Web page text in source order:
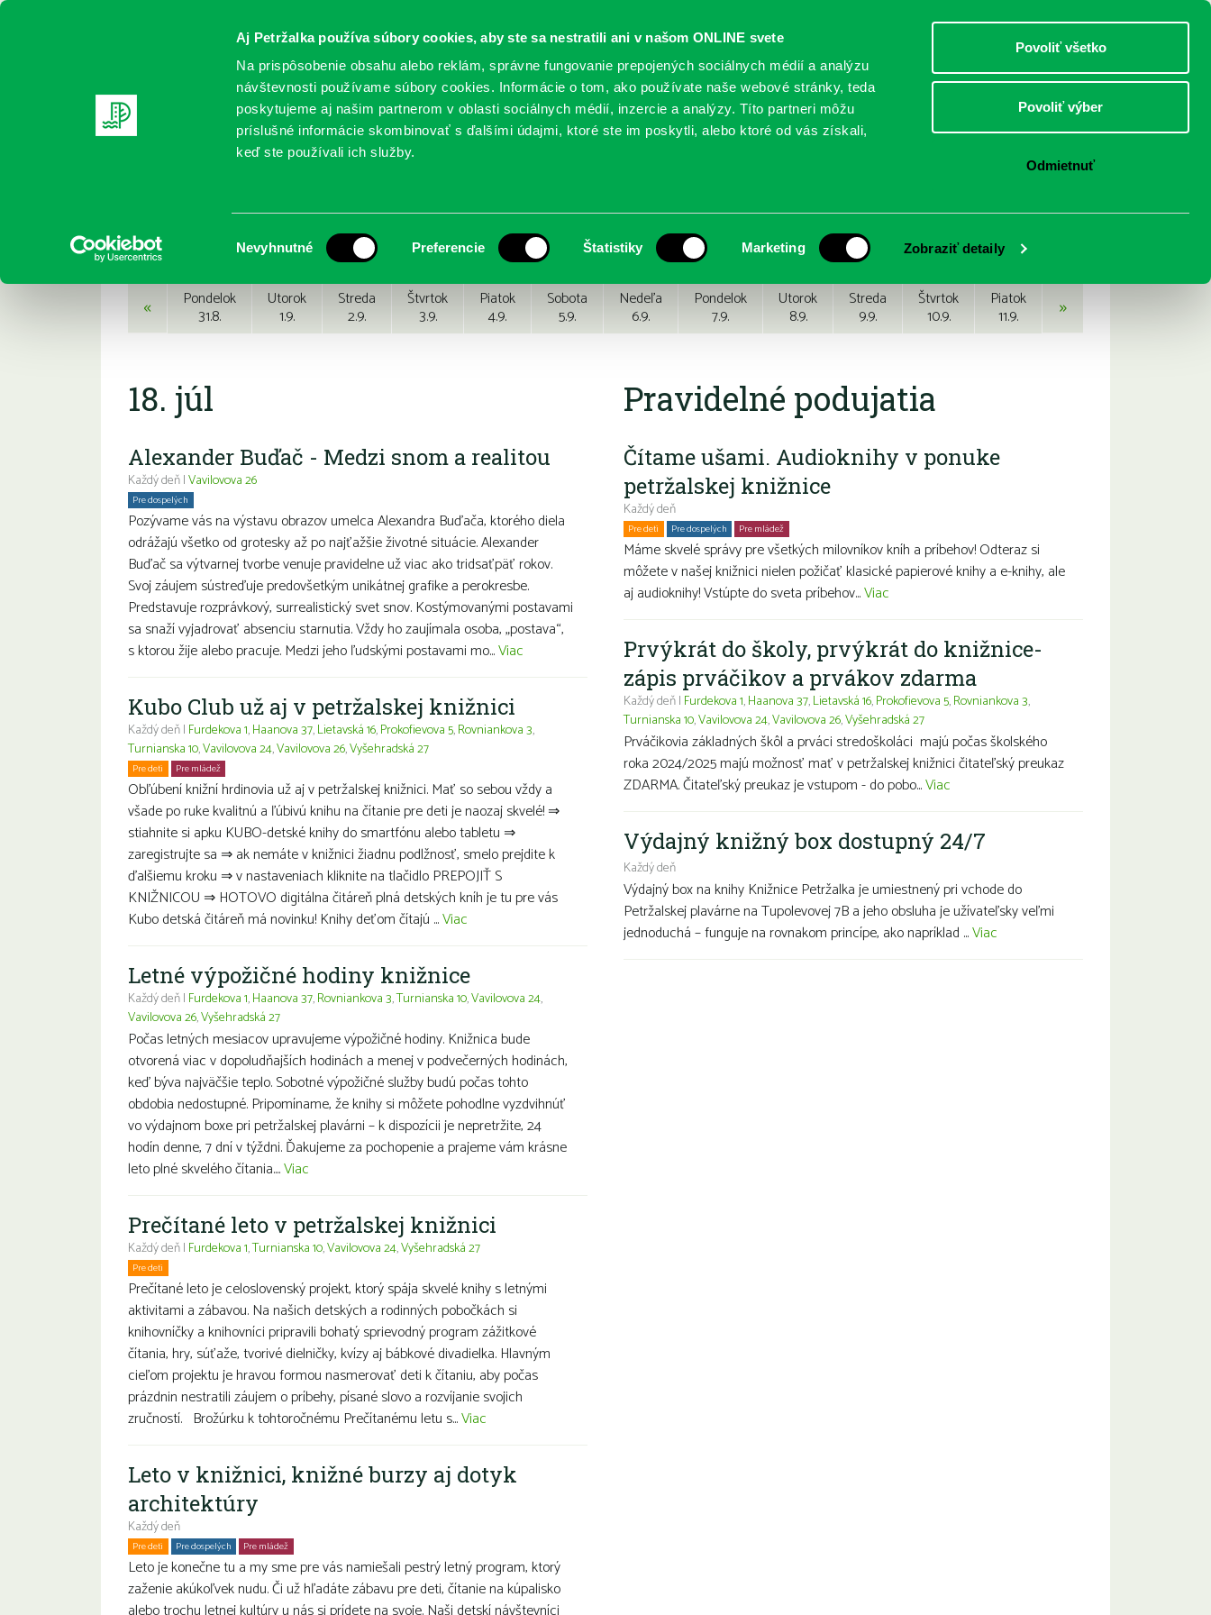
Aj Petržalka používa súbory cookies, aby ste sa nestratili ani v našom ONLINE svete
Na prispôsobenie obsahu alebo reklám, správne fungovanie prepojených sociálnych médií a analýzu
návštevnosti používame súbory cookies. Informácie o tom, ako používate naše webové stránky, teda
poskytujeme aj našim partnerom v oblasti sociálnych médií, inzercie a analýzy. Títo partneri môžu
príslušné informácie skombinovať s ďalšími údajmi, ktoré ste im poskytli, alebo ktoré od vás získali,
keď ste používali ich služby.
súhlasu
Nevyhnutné Preferencie Štatistiky Marketing Zobraziť detaily
Povoliť všetko
Povoliť výber
Odmietnuť
DOSPELÍ
REGISTRUJTE SA ONLINE KATALÓGY SLUŽBY PODUJATIA POBOČKY O KNIŽNICI
Podujatia
« Pondelok
31.8.
Utorok
1.9.
Streda
2.9.
Štvrtok
3.9.
Piatok
4.9.
Sobota
5.9.
Nedeľa
6.9.
Pondelok
7.9.
Utorok
8.9.
Streda
9.9.
Štvrtok
10.9.
Piatok
11.9. »
18. júl
Alexander Buďač - Medzi snom a realitou
Každý deň |Vavilovova 26
Pre dospelých
Pozývame vás na výstavu obrazov umelca Alexandra Buďača, ktorého diela
odrážajú všetko od grotesky až po najťažšie životné situácie. Alexander
Buďač sa výtvarnej tvorbe venuje pravidelne už viac ako tridsaťpäť rokov.
Svoj záujem sústreďuje predovšetkým unikátnej grafike a perokresbe.
Predstavuje rozprávkový, surrealistický svet snov. Kostýmovanými postavami
sa snaží vyjadrovať absenciu starnutia. Vždy ho zaujímala osoba, „postava“,
s ktorou žije alebo pracuje. Medzi jeho ľudskými postavami mo...Viac
Kubo Club už aj v petržalskej knižnici
Každý deň | Furdekova 1,Haanova 37,Lietavská 16,Prokofievova 5,Rovniankova 3,
Turnianska 10,Vavilovova 24,Vavilovova 26,Vyšehradská 27
Pre deti Pre mládež
Obľúbení knižní hrdinovia už aj v petržalskej knižnici. Mať so sebou vždy a
všade po ruke kvalitnú a ľúbivú knihu na čítanie pre deti je naozaj skvelé! ⇒
stiahnite si apku KUBO-detské knihy do smartfónu alebo tabletu ⇒
zaregistrujte sa ⇒ ak nemáte v knižnici žiadnu podlžnosť, smelo prejdite k
ďalšiemu kroku ⇒ v nastaveniach kliknite na tlačidlo PREPOJIŤ S
KNIŽNICOU ⇒ HOTOVO digitálna čitáreň plná detských kníh je tu pre vás
Kubo detská čitáreň má novinku! Knihy deťom čítajú ...Viac
Letné výpožičné hodiny knižnice
Každý deň | Furdekova 1,Haanova 37,Rovniankova 3,Turnianska 10,Vavilovova 24,
Vavilovova 26,Vyšehradská 27
Počas letných mesiacov upravujeme výpožičné hodiny. Knižnica bude
otvorená viac v dopoludňajších hodinách a menej v podvečerných hodinách,
keď býva najväčšie teplo. Sobotné výpožičné služby budú počas tohto
obdobia nedostupné. Pripomíname, že knihy si môžete pohodlne vyzdvihnúť
vo výdajnom boxe pri petržalskej plavárni – k dispozícii je nepretržite, 24
hodín denne, 7 dní v týždni. Ďakujeme za pochopenie a prajeme vám krásne
leto plné skvelého čítania....Viac
Prečítané leto v petržalskej knižnici
Každý deň | Furdekova 1,Turnianska 10,Vavilovova 24,Vyšehradská 27
Pre deti
Prečítané leto je celoslovenský projekt, ktorý spája skvelé knihy s letnými
aktivitami a zábavou. Na našich detských a rodinných pobočkách si
knihovníčky a knihovníci pripravili bohatý sprievodný program zážitkové
čítania, hry, súťaže, tvorivé dielničky, kvízy aj bábkové divadielka. Hlavným
cieľom projektu je hravou formou nasmerovať deti k čítaniu, aby počas
prázdnin nestratili záujem o príbehy, písané slovo a rozvíjanie svojich
zručností. Brožúrku k tohtoročnému Prečítanému letu s...Viac
Leto v knižnici, knižné burzy aj dotyk
architektúry
Každý deň
Pre deti Pre dospelých Pre mládež
Leto je konečne tu a my sme pre vás namiešali pestrý letný program, ktorý
zaženie akúkoľvek nudu. Či už hľadáte zábavu pre deti, čítanie na kúpalisko
Pravidelné podujatia
Čítame ušami. Audioknihy v ponuke
petržalskej knižnice
Každý deň
Pre deti Pre dospelých Pre mládež
Máme skvelé správy pre všetkých milovníkov kníh a príbehov! Odteraz si
môžete v našej knižnici nielen požičať klasické papierové knihy a e-knihy, ale
aj audioknihy! Vstúpte do sveta príbehov...Viac
Prvýkrát do školy, prvýkrát do knižnice-
zápis prváčikov a prvákov zdarma
Každý deň | Furdekova 1,Haanova 37,Lietavská 16,Prokofievova 5,Rovniankova 3,
Turnianska 10,Vavilovova 24,Vavilovova 26,Vyšehradská 27
Prváčikovia základných škôl a prváci stredoškoláci majú počas školského
roka 2024/2025 majú možnosť mať v petržalskej knižnici čitateľský preukaz
ZDARMA. Čitateľský preukaz je vstupom - do pobo...Viac
Výdajný knižný box dostupný 24/7
Každý deň
Výdajný box na knihy Knižnice Petržalka je umiestnený pri vchode do
Petržalskej plavárne na Tupolevovej 7B a jeho obsluha je užívateľsky veľmi
jednoduchá – funguje na rovnakom princípe, ako napríklad ...Viac